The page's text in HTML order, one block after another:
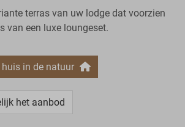
terras van uw lodge dat voorzien
van een luxe loungeset.
in de natuur
het aanbod